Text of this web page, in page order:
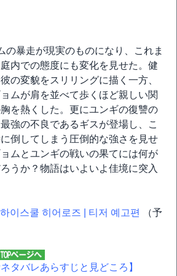
の暴走が現実のものになり、これま
内での態度にも変化を見せた。健
の変貌をスリリングに描く一方、
ムが肩を並べて歩くほど親しい関
を熱くした。更にユンギの復讐の
強の不良であるギスが登場し、こ
倒してしまう圧倒的な強さを見せ
ムとユンギの戦いの果てには何が
うか？物語はいよいよ佳境に突入
이스쿨 히어로즈 | 티저 예고편
（予
ネタバレあらすじと見どころ】